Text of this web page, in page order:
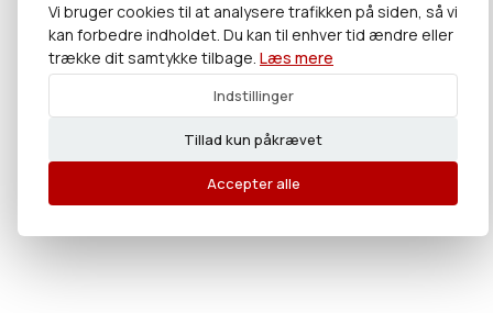
Vi bruger cookies til at analysere trafikken på siden, så vi
kan forbedre indholdet. Du kan til enhver tid ændre eller
trække dit samtykke tilbage. Læs mere
Indstillinger
Tillad kun påkrævet
Accepter alle